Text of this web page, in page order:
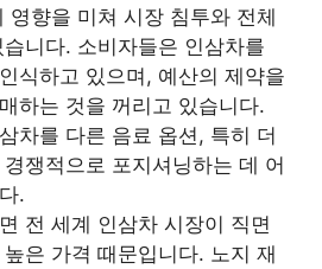
영향을 미쳐 시장 침투와 전체
니다. 소비자들은 인삼차를
식하고 있으며, 예산의 제약을
하는 것을 꺼리고 있습니다.
차를 다른 음료 옵션, 특히 더
쟁적으로 포지셔닝하는 데 어
.
전 세계 인삼차 시장이 직면
은 가격 때문입니다. 노지 재